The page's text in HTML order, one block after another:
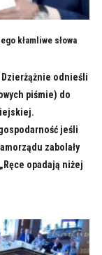
kłamliwe słowa
Dzierżążnie odnieśli
piśmie) do
jeśli
zabolały
opadają niżej